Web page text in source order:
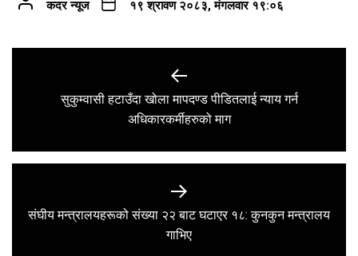
कदर न्यूज १९ श्रावण २०८३, मंगलवार १९:०६
navigation
Previous
post:
सुकुम्वासी हटाउँदा खोला मापदण्ड पीडितलाई न्याय गर्न
अधिकारकर्मीहरुको माग
Next
post:
संघीय मन्त्रालयहरूको संख्या २२ बाट घटाएर १८: कुनकुन मन्त्रालय
गाभिए